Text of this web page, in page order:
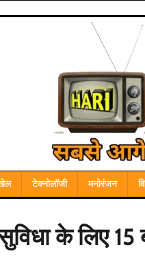
टेक्नोलॉजी मनोरंजन
के लिए 15